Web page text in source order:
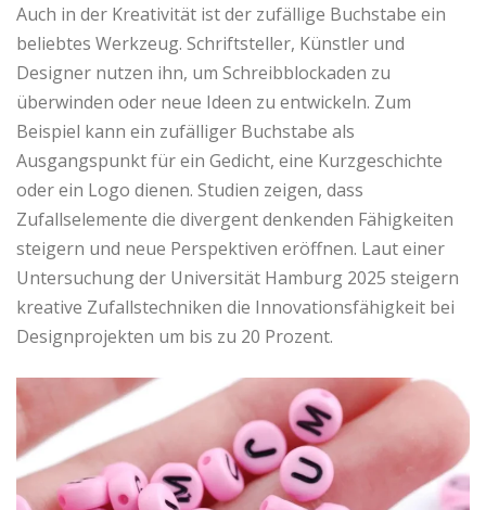
Auch in der Kreativität ist der zufällige Buchstabe ein
beliebtes Werkzeug. Schriftsteller, Künstler und
Designer nutzen ihn, um Schreibblockaden zu
überwinden oder neue Ideen zu entwickeln. Zum
Beispiel kann ein zufälliger Buchstabe als
Ausgangspunkt für ein Gedicht, eine Kurzgeschichte
oder ein Logo dienen. Studien zeigen, dass
Zufallselemente die divergent denkenden Fähigkeiten
steigern und neue Perspektiven eröffnen. Laut einer
Untersuchung der Universität Hamburg 2025 steigern
kreative Zufallstechniken die Innovationsfähigkeit bei
Designprojekten um bis zu 20 Prozent.